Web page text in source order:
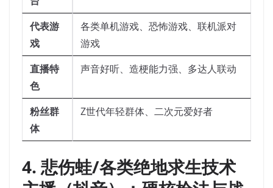
代表游
戏
各类单机游戏、恐怖游戏、联机派对
游戏
直播特
色
声音好听、造梗能力强、多达人联动
粉丝群
体
Z世代年轻群体、二次元爱好者
4. 悲伤蛙/各类绝地求生技术